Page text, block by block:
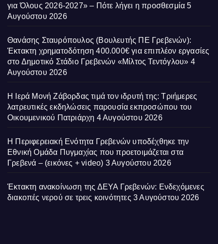
για Όλους 2026-2027» – Πότε λήγει η προσθεσμία 5
Αυγούστου 2026
Θανάσης Σταυρόπουλος (Βουλευτής ΠΕ Γρεβενών):
Έκτακτη χρηματοδότηση 400.000€ για επιπλέον εργασίες
στο Δημοτικό Στάδιο Γρεβενών «Μίλτος Τεντόγλου» 4
Αυγούστου 2026
Η Ιερά Μονή Ζάβορδας τιμά τον ιδρυτή της: Τριήμερες
λατρευτικές εκδηλώσεις παρουσία εκπροσώπου του
Οικουμενικού Πατριάρχη 4 Αυγούστου 2026
Η Περιφερειακή Ενότητα Γρεβενών υποδέχθηκε την
Εθνική Ομάδα Πυγμαχίας που προετοιμάζεται στα
Γρεβενά – (εικόνες + video) 3 Αυγούστου 2026
Έκτακτη ανακοίνωση της ΔΕΥΑ Γρεβενών: Ενδεχόμενες
διακοπές νερού σε τρεις κοινότητες 3 Αυγούστου 2026